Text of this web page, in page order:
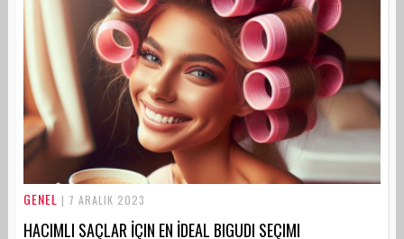
GENEL | 7 ARALIK 2023
HACIMLI SAÇLAR İÇIN EN İDEAL BIGUDI SEÇIMI